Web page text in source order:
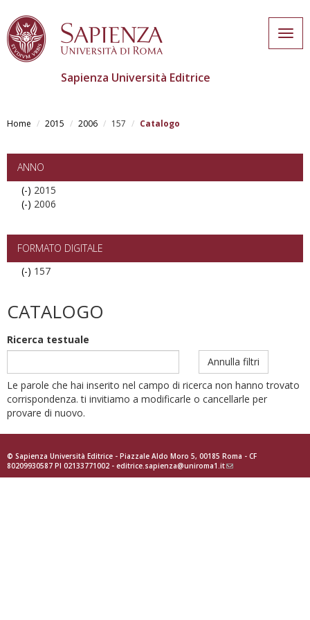
main
Sapienza Università Editrice
Home 2015 2006 157 Catalogo
ANNO
(-) Remove
2015
2015
(-) Remove
filter
2006
FORMATO DIGITALE
(-) Remove
157
CATALOGO
Ricerca testuale
Annulla filtri
Le parole che hai inserito nel campo di ricerca non hanno trovato
corrispondenza. ti invitiamo a modificarle o cancellarle per
provare di nuovo.
© Sapienza Università Editrice - Piazzale Aldo Moro 5, 00185 Roma - CF
80209930587 PI 02133771002 - editrice.sapienza@uniroma1.it(link
sends